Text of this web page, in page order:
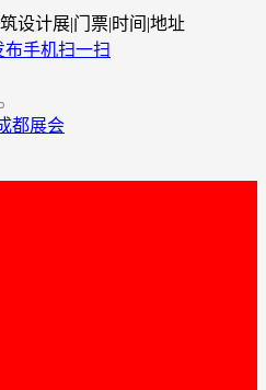
设计展|门票|时间|地址
布手机扫一扫
都展会